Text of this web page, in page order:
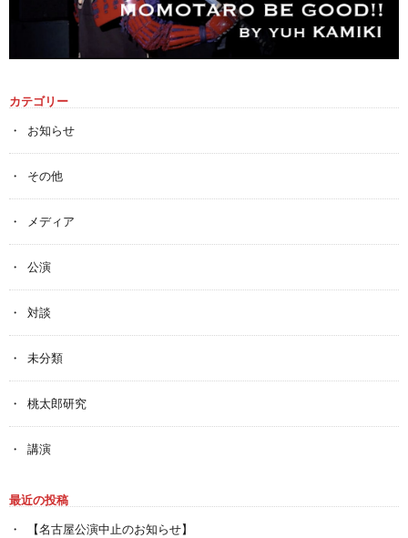
カテゴリー
お知らせ
その他
メディア
公演
対談
未分類
桃太郎研究
講演
最近の投稿
【名古屋公演中止のお知らせ】